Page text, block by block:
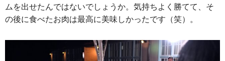
ムを出せたんではないでしょうか。気持ちよく勝てて、そ
の後に食べたお肉は最高に美味しかったです（笑）。